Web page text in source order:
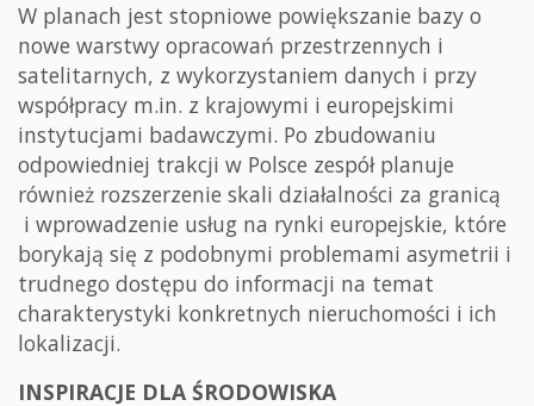
W planach jest stopniowe powiększanie bazy o
nowe warstwy opracowań przestrzennych i
satelitarnych, z wykorzystaniem danych i przy
współpracy m.in. z krajowymi i europejskimi
instytucjami badawczymi. Po zbudowaniu
odpowiedniej trakcji w Polsce zespół planuje
również rozszerzenie skali działalności za granicą
i wprowadzenie usług na rynki europejskie, które
borykają się z podobnymi problemami asymetrii i
trudnego dostępu do informacji na temat
charakterystyki konkretnych nieruchomości i ich
lokalizacji.
INSPIRACJE DLA ŚRODOWISKA